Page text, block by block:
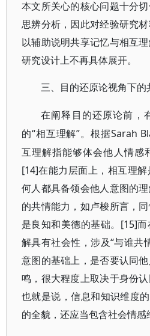
本文所关心的核心问题十分
思辨分析，因此对经验研究
以辅助说明共享记忆与相互
研究设计上不再具体展开。
三、目的还原论视角下
在阐释目的还原论前，
的“相互理解”。根据Sarah
互理解指能够体会他人情感
[14]在能力层面上，相互理
何人都具备领会他人意图的
的共情能力，如卢梭所言，
是良知和美德的基础。[15]
解具有社会性，涉及“与谁共
意图的基础上，是否要认同
鸣，很大程度上取决于身份认
也就是说，信息和知识维度
的全貌，还应当包含社会情感